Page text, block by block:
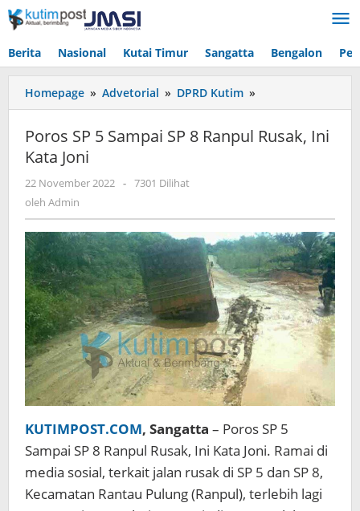
Lewati
ke
Berita Nasional Kutai Timur Sangatta Bengalon
Homepage » Advetorial » DPRD Kutim »
SP
Sampai
Kata
Joni
Poros SP 5 Sampai SP 8 Ranpul Rusak, Ini
Kata Joni
22 November 2022 oleh
- 7301 Dilihat
oleh Admin
KUTIMPOST.COM, Sangatta – Poros SP 5
Sampai SP 8 Ranpul Rusak, Ini Kata Joni. Ramai di
media sosial, terkait jalan rusak di SP 5 dan SP 8,
Kecamatan Rantau Pulung (Ranpul), terlebih lagi